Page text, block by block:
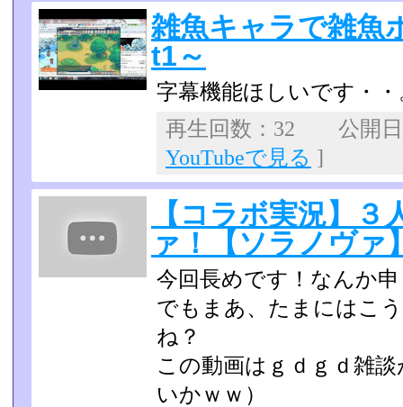
雑魚キャラで雑魚
t1～
字幕機能ほしいです・・
再生回数：32 公開
YouTubeで見る ]
【コラボ実況】
ァ！【ソラノヴァ
今回長めです！なんか
でもまあ、たまにはこ
ね？
この動画はｇｄｇｄ雑
いかｗｗ）